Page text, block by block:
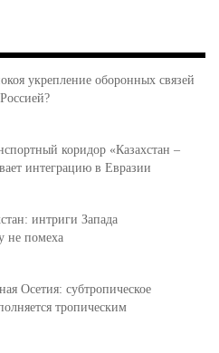
укрепление оборонных связей
коридор «Казахстан –
интеграцию в Евразии
интриги Запада
не помеха
Осетия: субтропическое
тропическим